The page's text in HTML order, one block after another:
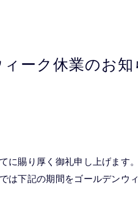
ーク休業のお知
に賜り厚く御礼申し上げます。
は下記の期間をゴールデンウ